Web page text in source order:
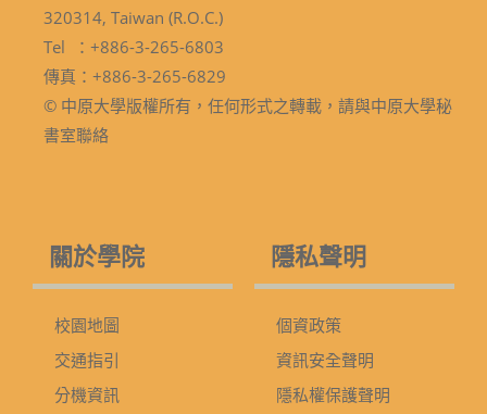
320314, Taiwan (R.O.C.)
Tel ：+886-3-265-6803
傳真：+886-3-265-6829
© 中原大學版權所有，任何形式之轉載，請與中原大學秘
書室聯絡
關於學院
校園地圖
交通指引
分機資訊
隱私聲明
個資政策
資訊安全聲明
隱私權保護聲明